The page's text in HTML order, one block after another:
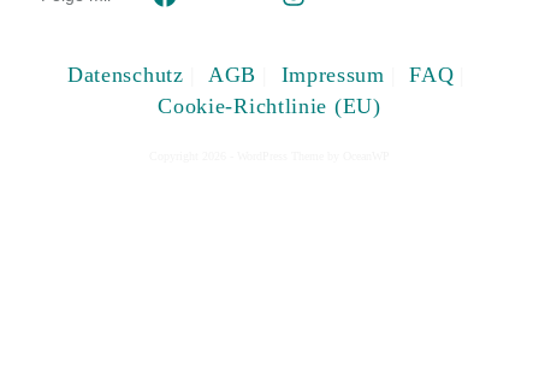
Datenschutz AGB Impressum
FAQ
Cookie-Richtlinie (EU)